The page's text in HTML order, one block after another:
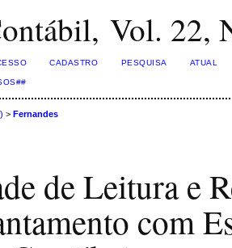
Vol. 22,
CADASTRO PESQUISA ATUAL
> Fernandes
de Leitura e
com